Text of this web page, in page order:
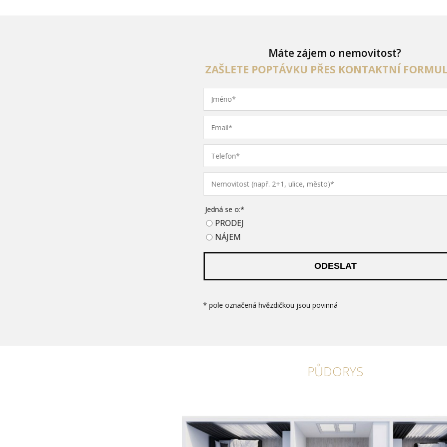
Máte zájem o nemovitost?
ZAŠLETE POPTÁVKU PŘES KONTAKTNÍ
Jedná se o:*
PRODEJ
NÁJEM
ODESLAT
* pole označená hvězdičkou jsou povinná
PŮDORYS